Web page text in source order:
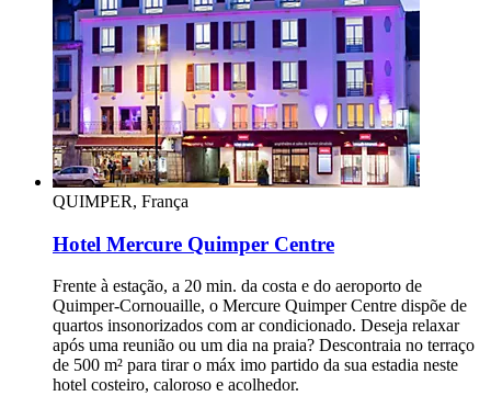
QUIMPER, França
Hotel Mercure Quimper Centre
Frente à estação, a 20 min. da costa e do aeroporto de
Quimper-Cornouaille, o Mercure Quimper Centre dispõe de
quartos insonorizados com ar condicionado. Deseja relaxar
após uma reunião ou um dia na praia? Descontraia no terraço
de 500 m² para tirar o máx imo partido da sua estadia neste
hotel costeiro, caloroso e acolhedor.